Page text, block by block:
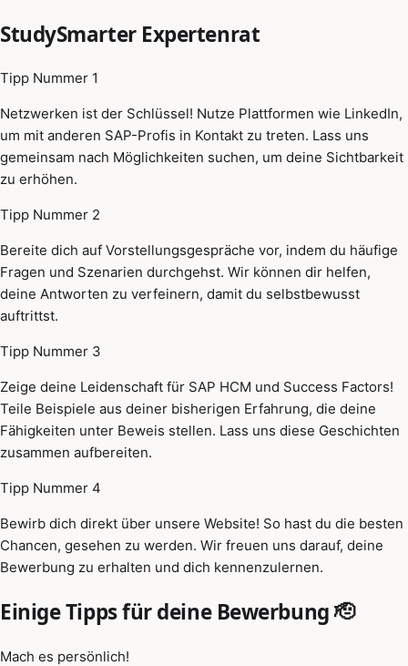
StudySmarter Expertenrat
Tipp Nummer 1
Netzwerken ist der Schlüssel! Nutze Plattformen wie LinkedIn,
um mit anderen SAP-Profis in Kontakt zu treten. Lass uns
gemeinsam nach Möglichkeiten suchen, um deine Sichtbarkeit
zu erhöhen.
Tipp Nummer 2
Bereite dich auf Vorstellungsgespräche vor, indem du häufige
Fragen und Szenarien durchgehst. Wir können dir helfen,
deine Antworten zu verfeinern, damit du selbstbewusst
auftrittst.
Tipp Nummer 3
Zeige deine Leidenschaft für SAP HCM und Success Factors!
Teile Beispiele aus deiner bisherigen Erfahrung, die deine
Fähigkeiten unter Beweis stellen. Lass uns diese Geschichten
zusammen aufbereiten.
Tipp Nummer 4
Bewirb dich direkt über unsere Website! So hast du die besten
Chancen, gesehen zu werden. Wir freuen uns darauf, deine
Bewerbung zu erhalten und dich kennenzulernen.
Einige Tipps für deine Bewerbung 🫡
Mach es persönlich!